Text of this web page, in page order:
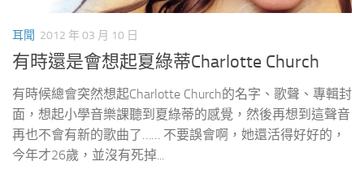
耳聞 2012 年 03 月 10 日
有時還是會想起夏綠蒂Charlotte Church
有時候總會突然想起Charlotte Church的名字、歌聲、專輯封
面，想起小學音樂課聽到夏綠蒂的感覺，然後再想到這聲音
再也不會有新的歌曲了…… 不要誤會啊，她還活得好好的，
今年才26歲，並沒有死掉...